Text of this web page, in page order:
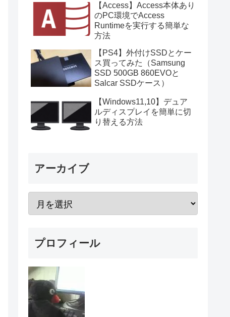
【Access】Access本体あり
のPC環境でAccess
Runtimeを実行する簡単な
方法
【PS4】外付けSSDとケー
ス買ってみた（Samsung
SSD 500GB 860EVOと
Salcar SSDケース）
【Windows11,10】デュア
ルディスプレイを簡単に切
り替える方法
アーカイブ
プロフィール